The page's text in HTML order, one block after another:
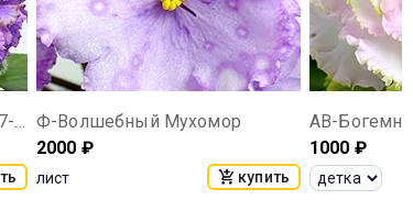
АВ-Восточные Сладости (767-38) Ф-Волшебный Мухомор
2000 ₽
лист купить
АВ-
1000 ₽